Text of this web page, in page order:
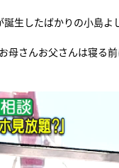
生したばかりの小島よ
母さんお父さんは寝る